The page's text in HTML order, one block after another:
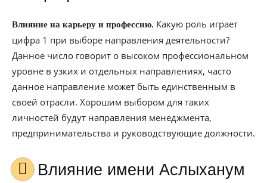
Влияние на карьеру и профессию. Какую роль играет
цифра 1 при выборе направления деятельности?
Данное число говорит о высоком профессиональном
уровне в узких и отдельных направлениях, часто
данное направление может быть единственным в
своей отрасли. Хорошим выбором для таких
личностей будут направления менеджмента,
предпринимательства и руководствующие должности.
Влияние имени Аслыханум